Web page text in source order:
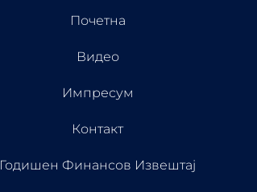
Почетна
Видео
Импресум
Контакт
Годишен Финансов Извештај